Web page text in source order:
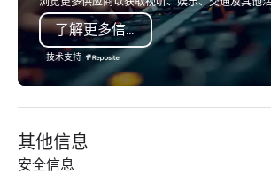
了解更多信息
技术支持
其他信息
安全信息